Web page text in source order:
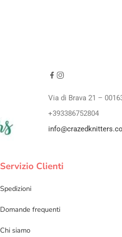
Via di Brava 21 –
+393386752804
Servizio Clienti
Spedizioni
Domande frequenti
Chi siamo